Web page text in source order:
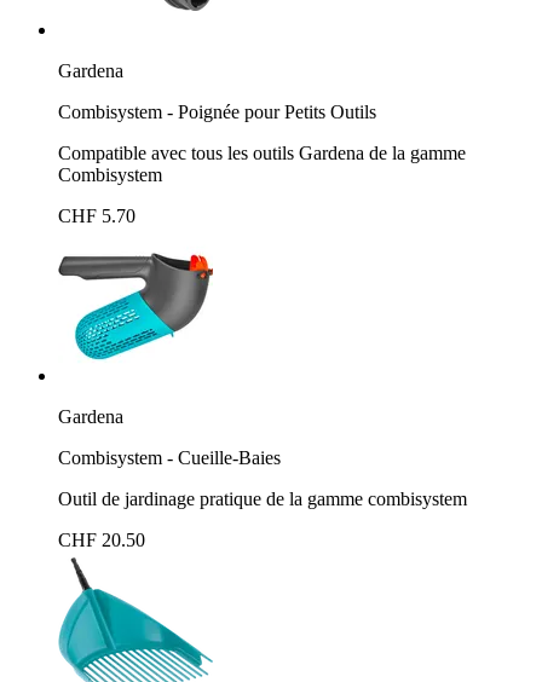
Gardena
Combisystem - Poignée pour Petits Outils
Compatible avec tous les outils Gardena de la gamme
Combisystem
CHF 5.70
Gardena
Combisystem - Cueille-Baies
Outil de jardinage pratique de la gamme combisystem
CHF 20.50